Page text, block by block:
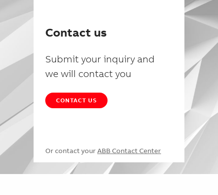
Contact us
Submit your inquiry and
we will contact you
CONTACT US
Or contact your ABB Contact Center